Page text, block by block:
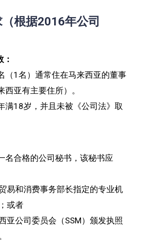
根据2016年公司
（1名）通常住在马来西亚的董事
西亚有主要住所）。
满18岁，并且未被《公司法》取
名合格的公司秘书，该秘书应
易和消费事务部长指定的专业机
或者
亚公司委员会（SSM）颁发执照